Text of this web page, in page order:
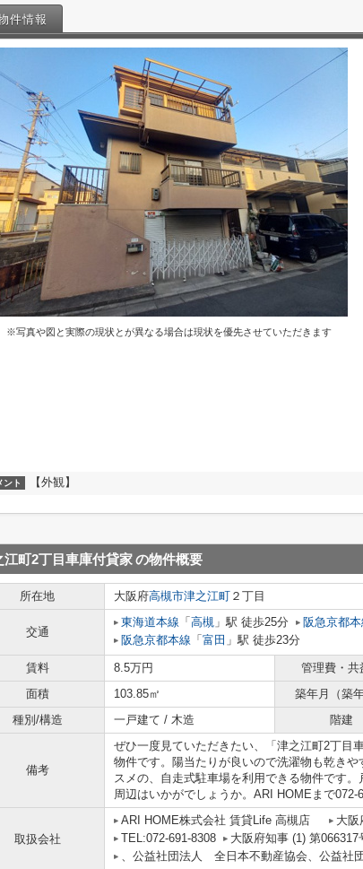
件情報
※写真や図と実際の現状とが異なる場合は現状を優先させていただきます
ント 【外観】
江町2丁目車庫付貸家の物件概要
所在地 大阪府高槻市津之江町 ２丁目
交通
東海道本線 「 高槻 」駅 徒歩25分
阪急京都
阪急京都本線 「 富田 」駅 徒歩23分
賃料 8.5万円
管理費・共
面積
103.85㎡
築年月（築
種別/構造
一戸建て / 木造 階建
備考
ぜひ一度見ていただきたい、「津之江町2丁目
物件です。陽当たりが良いので洗濯物も乾き
スメの、自走式駐車場を利用できる物件です
周辺はいかがでしょうか。ARI HOMEまで072-
取扱会社
ARI HOME株式会社 賃貸Life 高槻店
大阪
TEL:072-691-8308
大阪府知事 (1) 第066317
、公益社団法人 全日本不動産協会、公益社